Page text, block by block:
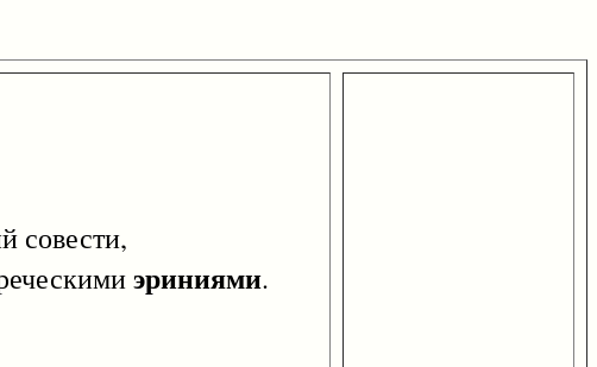
совести,
эриниями.